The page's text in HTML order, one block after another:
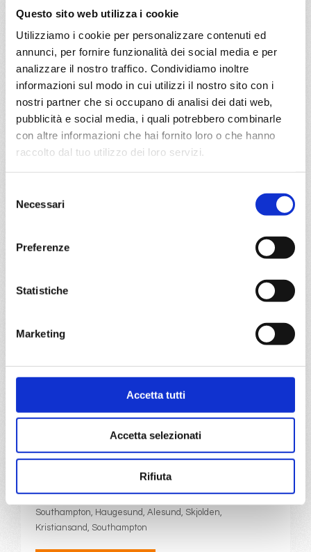
Questo sito web utilizza i cookie
Utilizziamo i cookie per personalizzare contenuti ed
annunci, per fornire funzionalità dei social media e per
analizzare il nostro traffico. Condividiamo inoltre
informazioni sul modo in cui utilizzi il nostro sito con i
nostri partner che si occupano di analisi dei dati web,
pubblicità e social media, i quali potrebbero combinarle
con altre informazioni che hai fornito loro o che hanno
raccolto dal tuo utilizzo dei loro servizi.
delNecessari
Preferenze
Statistiche
Marketing
Accetta tutti
Accetta selezionati
Rifiuta
20/08/2027
€ 993
€ 993
DETTAGLI
Caraibi
La Romana, Philipsburg, Fort De France, St. John S, La
Romana, Bridgetown, Fort De France, Pointe-à-pitre,
€ 997
daSouthamptonconMSC
Southampton, Haugesund, Alesund, Skjolden,
Kristiansand, Southampton